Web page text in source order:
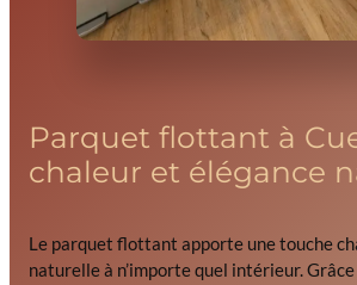
Parquet flottant à
chaleur et élégance
Le parquet flottant apporte une touche
naturelle à n’importe quel intérieur.